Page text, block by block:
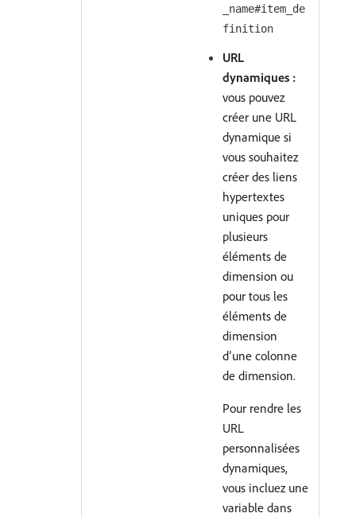
_name#item_de
finition
URL
dynamiques :
vous pouvez
créer une URL
dynamique si
vous souhaitez
créer des liens
hypertextes
uniques pour
plusieurs
éléments de
dimension ou
pour tous les
éléments de
dimension
d’une colonne
de dimension.
Pour rendre les
URL
personnalisées
dynamiques,
vous incluez une
variable dans